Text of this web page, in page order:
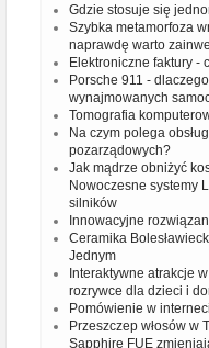
Gdzie stosuje się
Szybka metamorfoza
naprawdę warto
Elektroniczne faktury -
Porsche 911 -
wynajmowanych
Tomografia
Na czym polega
pozarządowych?
Jak mądrze obniżyć
Nowoczesne systemy
silników
Innowacyjne
Ceramika
Jednym
Interaktywne atrakcje
rozrywce dla dzieci i
Pomówienie w
Przeszczep włosów w
Sapphire FUE